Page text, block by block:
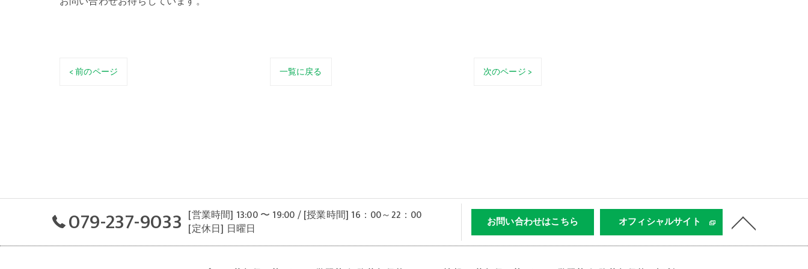
< 前のページ 一覧に戻る 次のページ >
079-237-9033 [営業時間] 13:00 〜 19:00 / [授業時間] 16：00～22：00
[定休日] 日曜日
お問い合わせはこちら オフィシャルサイト